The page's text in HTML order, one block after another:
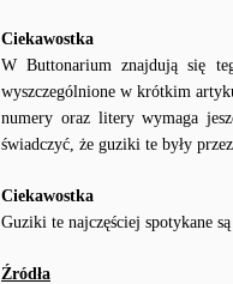
Ciekawostka
W Buttonarium znajdują się
wyszczególnione w krótkim
numery oraz litery wymaga
świadczyć, że guziki te były
Ciekawostka
Guziki te najczęściej spotykane
Źródła